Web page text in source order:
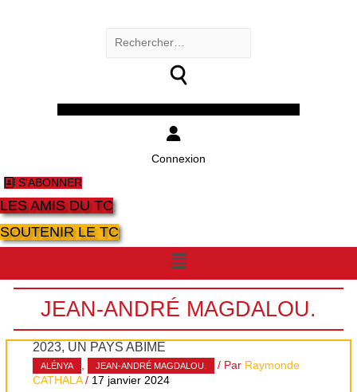
Rechercher :
Connexion
S'ABONNER
LES AMIS DU TC
SOUTENIR LE TC
Menu
JEAN-ANDRÉ MAGDALOU.
2023, UN PAYS ABÎMÉ
ALÉNYA , JEAN-ANDRÉ MAGDALOU. / Par Raymonde
CATHALA / 17 janvier 2024